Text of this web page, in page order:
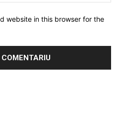
website in this browser for the